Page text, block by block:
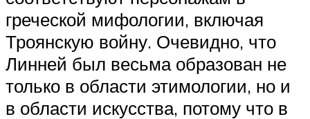
греческой мифологии, включая
Троянскую войну. Очевидно, что
Линней был весьма образован не
только в области этимологии, но и
в области искусства, потому что в